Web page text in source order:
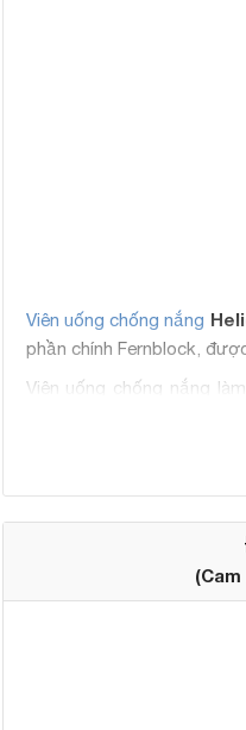
Viên uống chống nắng
phần chính Fernblock,
Viên uống chống nắng
Vitamin E, Lutein,
“hàng rào” bảo vệ tế